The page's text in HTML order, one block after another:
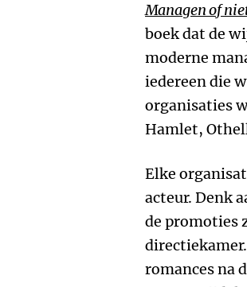
Managen of
boek dat de
moderne
iedereen die
organisaties
Hamlet,
Elke
acteur. Denk
de promoties
romances na